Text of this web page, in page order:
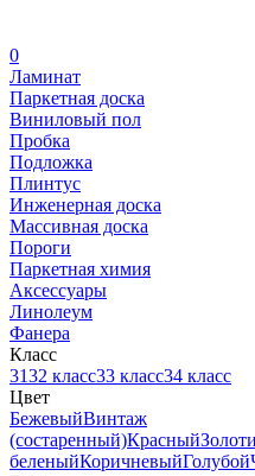
0
Ламинат
Паркетная доска
Виниловый пол
Пробка
Подложка
Плинтус
Инженерная доска
Массивная доска
Пороги
Паркетная химия
Аксессуары
Линолеум
Фанера
Класс
3132 класс33 класс34 класс
Цвет
БежевыйВинтаж
(состаренный)Красный
беленыйКоричневыйГолубой